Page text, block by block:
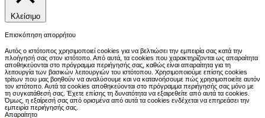
Κλείσιμο
Επισκόπηση απορρήτου
Αυτός ο ιστότοπος χρησιμοποιεί cookies για να βελτιώσει την εμπειρία σας κατά την
πλοήγησή σας στον ιστότοπο. Από αυτά, τα cookies που χαρακτηρίζονται ως απαραίτητα
αποθηκεύονται στο πρόγραμμα περιήγησής σας, καθώς είναι απαραίτητα για τη
λειτουργία των βασικών λειτουργιών του ιστότοπου. Χρησιμοποιούμε επίσης cookies
τρίτων που μας βοηθούν να αναλύσουμε και να κατανοήσουμε πώς χρησιμοποιείτε αυτόν
τον ιστότοπο. Αυτά τα cookies αποθηκεύονται στο πρόγραμμα περιήγησής σας μόνο με
τη συγκατάθεσή σας. Έχετε επίσης τη δυνατότητα να εξαιρεθείτε από αυτά τα cookies.
Όμως, η εξαίρεσή σας από ορισμένα από αυτά τα cookies ενδέχεται να επηρεάσει την
εμπειρία περιήγησής σας.
Απαραίτητο